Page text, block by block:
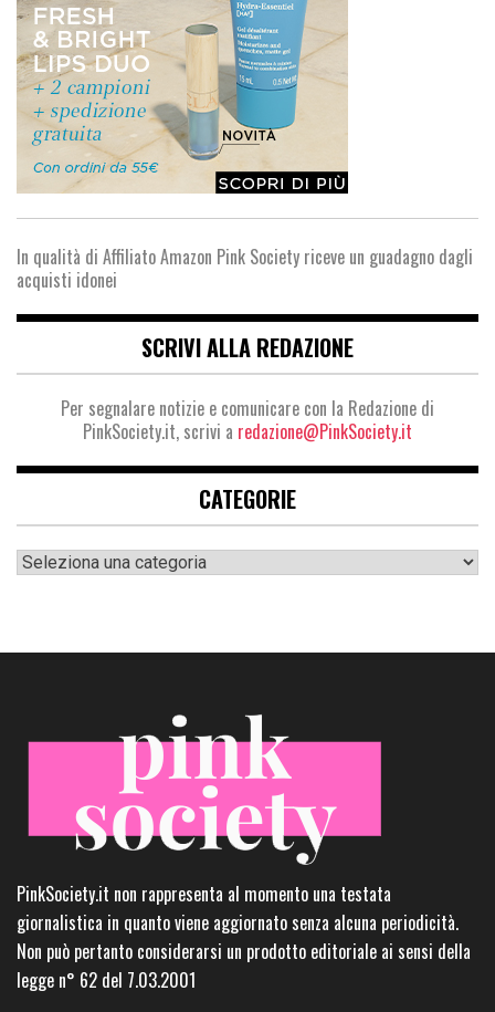
In qualità di Affiliato Amazon Pink Society riceve un guadagno dagli
acquisti idonei
SCRIVI ALLA REDAZIONE
Per segnalare notizie e comunicare con la Redazione di
PinkSociety.it, scrivi a redazione@PinkSociety.it
CATEGORIE
Categorie
PinkSociety.it non rappresenta al momento una testata
giornalistica in quanto viene aggiornato senza alcuna periodicità.
Non può pertanto considerarsi un prodotto editoriale ai sensi della
legge n° 62 del 7.03.2001